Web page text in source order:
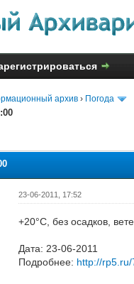
архив › Погода
23-06-2011, 17:52
+20°C, без осадков,
Дата: 23-06-2011
Подробнее: http://